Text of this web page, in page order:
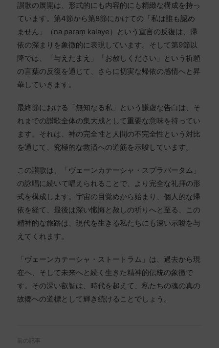
この終節は、形式的な結びを超えて、真摯な自己
認識と神への帰依が融合した、深い精神的な洞察
を提供しています。それは、現代を生きる私たち
にも、自己超越への道筋を示唆する普遍的なメッ
セージとなっています。
姿、クリシュナとしての親密な存在、そしてヴェ
ーンカテーシャとしての究極の救済者としての
姿。これらの異なる表現は、実は一つの究極の実
在の異なる顕現として理解することができます。
最後にこの「इति」という言葉によって、これらの
瞑想的観想が一つの完全な円環として閉じられま
でもあります。なぜなら、真の精神的実践は、常
に新鮮な心で繰り返されるべきものだからです。
この讃歌は、形式的には終わりを迎えますが、そ
遠に響き続けることでしょう。それは、日々の生
活の中で、常に新たな洞察と導きを与え続ける生
きた智慧の源となるでしょう。
讃歌の展開は、形式的にも内容的にも精緻な構成を持っ
ています。第4節から第8節にかけての「私は誰も認め
ません」（na paraṃ kalaye）という宣言の反復は、帰
依の深まりを象徴的に表現しています。そして第9節以
降では、「与えたまえ」「お赦しください」という祈願
の言葉の反復を通じて、さらに切実な帰依の感情へと昇
華していきます。
最終節における「無知なる私」という謙虚な告白は、そ
れまでの讃歌全体の集大成として重要な意味を持ってい
ます。それは、神の完全性と人間の不完全性という対比
を通じて、究極的な救済への道筋を示唆しています。
この讃歌は、「ヴェーンカテーシャ・スプラバータム」
の詠唱に続いて唱えられることで、より完全な礼拝の形
式を構成します。宇宙の目覚めから始まり、個人的な帰
依を経て、最後は深い懺悔と赦しの祈りへと至る、この
精神的な旅路は、現代を生きる私たちにも深い示唆を与
えてくれます。
「ヴェーンカテーシャ・ストートラム」は、過去から現
在へ、そして未来へと続く生きた精神的伝統の象徴で
す。その深い叡智は、時代を超えて、私たちの魂の真の
故郷への道標として輝き続けることでしょう。
前の記事